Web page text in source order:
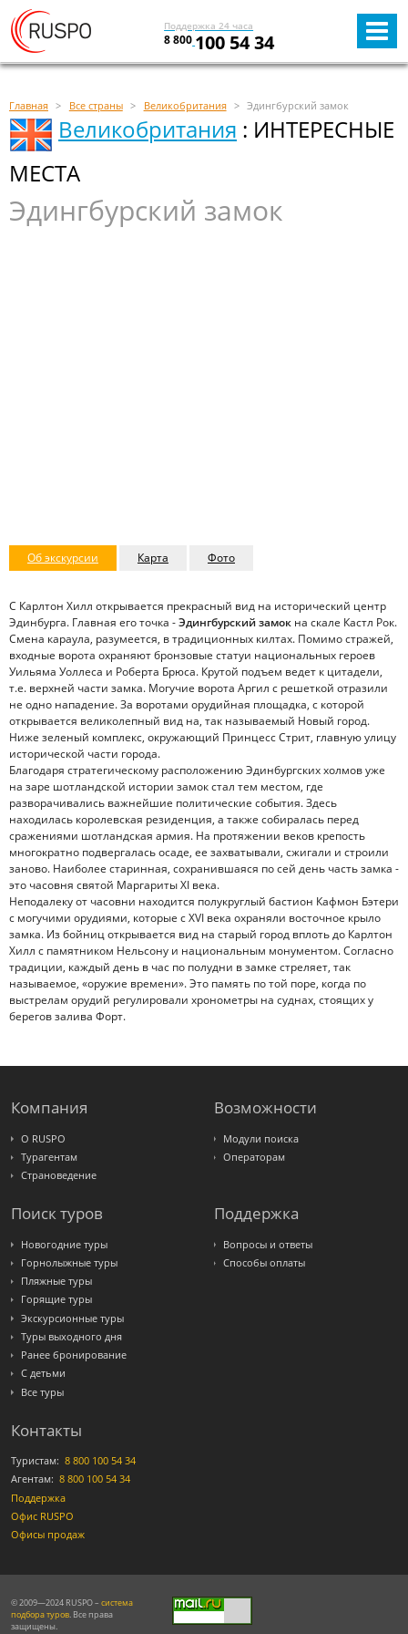
Поддержка 24 часа
8 800 100 54 34
Главная Все страны Великобритания Эдингбурский замок
Великобритания : ИНТЕРЕСНЫЕ
МЕСТА
Эдингбурский замок
Об экскурсии Карта Фото
С Карлтон Хилл открывается прекрасный вид на исторический центр
Эдинбурга. Главная его точка -Эдингбурский замок на скале Кастл Рок.
Смена караула, разумеется, в традиционных килтах. Помимо стражей,
входные ворота охраняют бронзовые статуи национальных героев
Уильяма Уоллеса и Роберта Брюса. Крутой подъем ведет к цитадели,
т.е. верхней части замка. Могучие ворота Аргил с решеткой отразили
не одно нападение. За воротами орудийная площадка, с которой
открывается великолепный вид на, так называемый Новый город.
Ниже зеленый комплекс, окружающий Принцесс Стрит, главную улицу
исторической части города.
Благодаря стратегическому расположению Эдинбургских холмов уже
на заре шотландской истории замок стал тем местом, где
разворачивались важнейшие политические события. Здесь
находилась королевская резиденция, а также собиралась перед
сражениями шотландская армия. На протяжении веков крепость
многократно подвергалась осаде, ее захватывали, сжигали и строили
заново. Наиболее старинная, сохранившаяся по сей день часть замка -
это часовня святой Маргариты XI века.
Неподалеку от часовни находится полукруглый бастион Кафмон Бэтери
с могучими орудиями, которые с XVI века охраняли восточное крыло
замка. Из бойниц открывается вид на старый город вплоть до Карлтон
Хилл с памятником Нельсону и национальным монументом. Согласно
традиции, каждый день в час по полудни в замке стреляет, так
называемое, «оружие времени». Это память по той поре, когда по
выстрелам орудий регулировали хронометры на суднах, стоящих у
берегов залива Форт.
Компания
О RUSPO
Турагентам
Страноведение
Возможности
Модули поиска
Операторам
Поиск туров
Новогодние туры
Горнолыжные туры
Пляжные туры
Горящие туры
Экскурсионные туры
Туры выходного дня
Ранее бронирование
С детьми
Все туры
Поддержка
Вопросы и ответы
Способы оплаты
Контакты
Туристам: 8 800 100 54 34
Агентам: 8 800 100 54 34
Поддержка
Офис RUSPO
Офисы продаж
© 2009—2024 RUSPO – система
подбора туров. Все права
защищены.